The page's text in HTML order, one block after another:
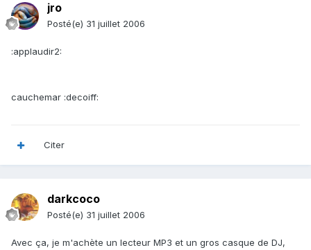
jro
Posté(e) 31 juillet 2006
:applaudir2:
cauchemar :decoiff:
Citer
darkcoco
Posté(e) 31 juillet 2006
Avec ça, je m'achète un lecteur MP3 et un gros casque de DJ,